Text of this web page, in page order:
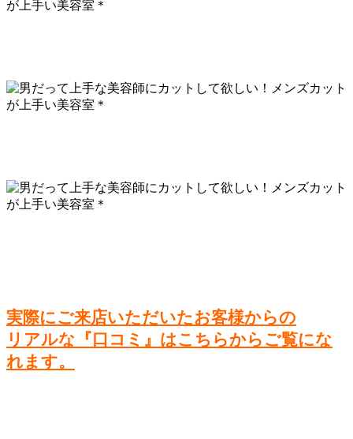
実際にご来店いただいたお客様からの
リアルな『口コミ』はこちらからご覧にな
れます。